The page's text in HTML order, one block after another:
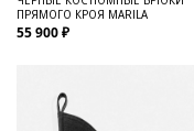
ПРЯМОГО КРОЯ MARILA
55 900 ₽